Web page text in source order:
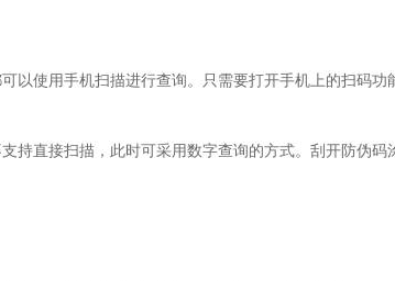
以使用手机扫描进行查询。只需要打开手机上的扫码功
持直接扫描，此时可采用数字查询的方式。刮开防伪